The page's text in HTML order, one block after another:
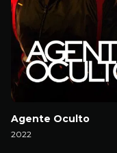
Agente Oculto
2022